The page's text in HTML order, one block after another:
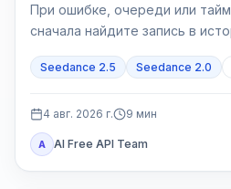
При ошибке, очереди или
сначала найдите запись в
дублировать; failed и expired
Seedance 2.5 Seedance 2.0
4 авг. 2026 г. 9 мин
A AI Free API Team